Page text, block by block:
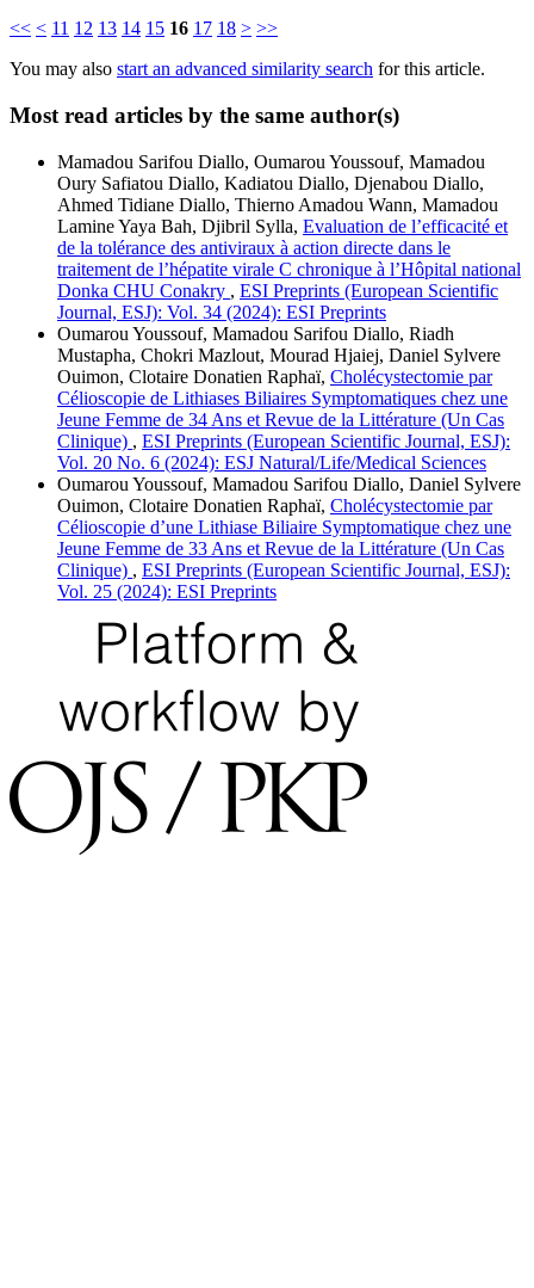
<< < 11 12 13 14 15 16 17 18 > >>
You may also start an advanced similarity search for this article.
Most read articles by the same author(s)
Mamadou Sarifou Diallo, Oumarou Youssouf, Mamadou
Oury Safiatou Diallo, Kadiatou Diallo, Djenabou Diallo,
Ahmed Tidiane Diallo, Thierno Amadou Wann, Mamadou
Lamine Yaya Bah, Djibril Sylla, Evaluation de l’efficacité et
de la tolérance des antiviraux à action directe dans le
traitement de l’hépatite virale C chronique à l’Hôpital national
Donka CHU Conakry , ESI Preprints (European Scientific
Journal, ESJ): Vol. 34 (2024): ESI Preprints
Oumarou Youssouf, Mamadou Sarifou Diallo, Riadh
Mustapha, Chokri Mazlout, Mourad Hjaiej, Daniel Sylvere
Ouimon, Clotaire Donatien Raphaï, Cholécystectomie par
Célioscopie de Lithiases Biliaires Symptomatiques chez une
Jeune Femme de 34 Ans et Revue de la Littérature (Un Cas
Clinique) , ESI Preprints (European Scientific Journal, ESJ):
Vol. 20 No. 6 (2024): ESJ Natural/Life/Medical Sciences
Oumarou Youssouf, Mamadou Sarifou Diallo, Daniel Sylvere
Ouimon, Clotaire Donatien Raphaï, Cholécystectomie par
Célioscopie d’une Lithiase Biliaire Symptomatique chez une
Jeune Femme de 33 Ans et Revue de la Littérature (Un Cas
Clinique) , ESI Preprints (European Scientific Journal, ESJ):
Vol. 25 (2024): ESI Preprints